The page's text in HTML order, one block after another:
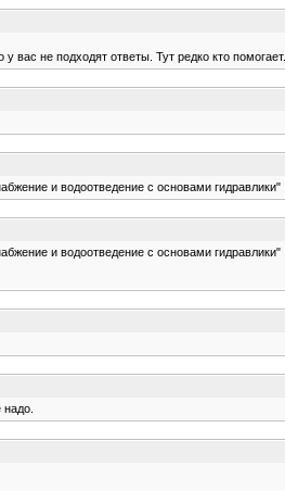
не подходят ответы. Тут редко кто помогает.
и водоотведение с основами гидравлики"
и водоотведение с основами гидравлики"